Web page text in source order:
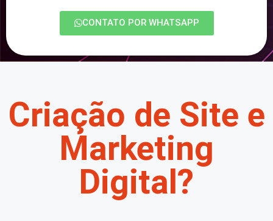
CONTATO POR WHATSAPP
Criação de Site e
Marketing
Digital?